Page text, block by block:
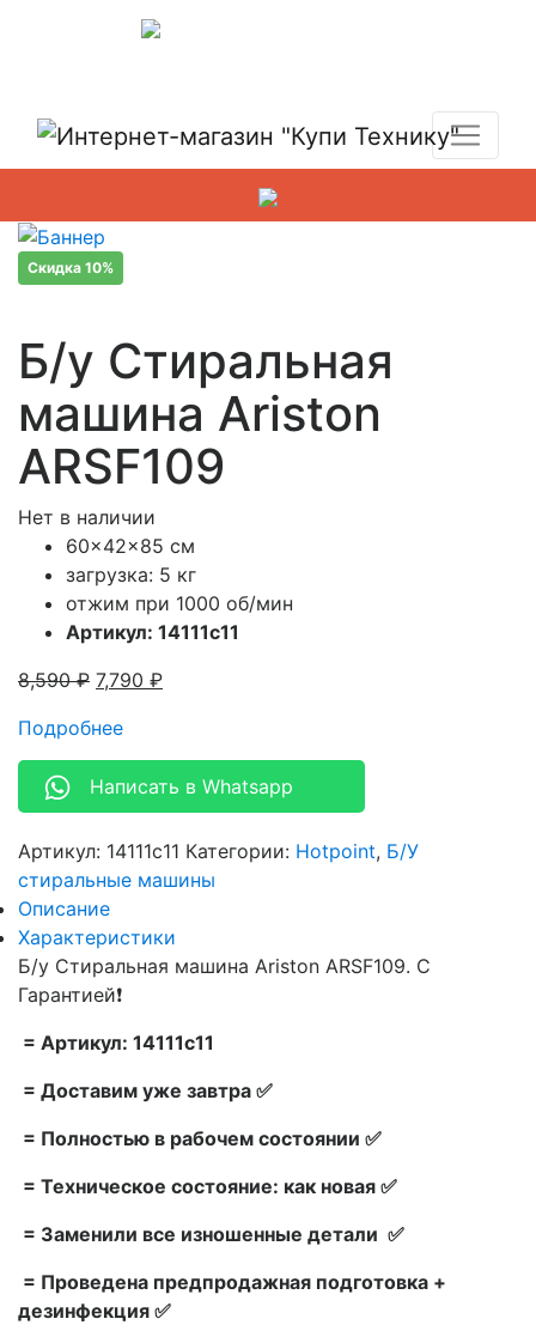
Скидка 10%
Б/у Стиральная
машина Ariston
ARSF109
Нет в наличии
60x42x85 см
загрузка: 5 кг
отжим при 1000 об/мин
Артикул: 14111c11
8,590₽ 7,790 ₽
Подробнее
Написать в Whatsapp
Артикул: 14111c11 Категории: Hotpoint, Б/У
стиральные машины
Описание
Характеристики
Б/у Стиральная машина Ariston ARSF109. С
Гарантией❗
= Артикул: 14111c11
= Доставим уже завтра ✅
= Полностью в рабочем состоянии ✅
= Техническое состояние: как новая ✅
= Заменили все изношенные детали ✅
= Проведена предпродажная подготовка +
дезинфекция ✅